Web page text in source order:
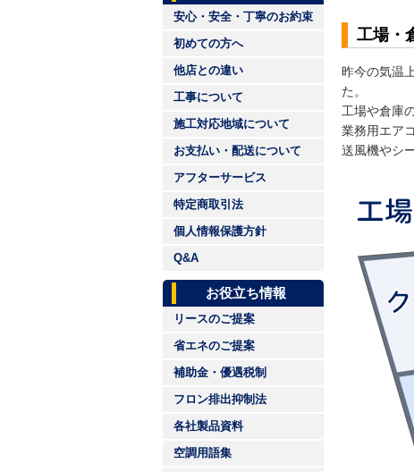
安心・安全・丁寧のお約束
初めての方へ
他店との違い
工事について
施工対応地域について
お支払い・配送について
アフターサービス
特定商取引法
個人情報保護方針
Q&A
お役立ち情報
リースのご提案
省エネのご提案
補助金・優遇税制
フロン排出抑制法
各社製品資料
空調用語集
工場・
昨今の気温
た。
工場や倉庫
業務用エア
送風機やシ